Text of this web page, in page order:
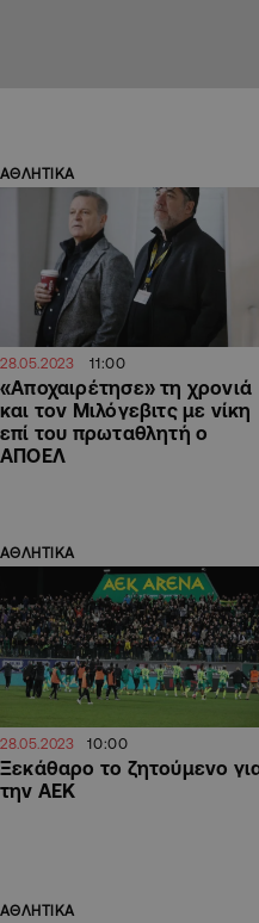
ΑΘΛΗΤΙΚΑ
28.05.2023 11:00
«Αποχαιρέτησε» τη χρονιά
και τον Μιλόγεβιτς με νίκη
επί του πρωταθλητή ο
ΑΠΟΕΛ
ΑΘΛΗΤΙΚΑ
28.05.2023 10:00
Ξεκάθαρο το ζητούμενο
την ΑΕΚ
ΑΘΛΗΤΙΚΑ